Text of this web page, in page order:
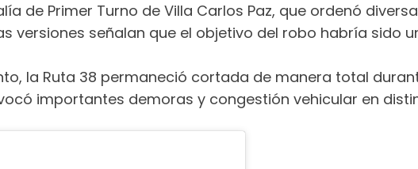
de Primer Turno de Villa Carlos Paz, que ordenó
versiones señalan que el objetivo del robo habría sido
la Ruta 38 permaneció cortada de manera total
importantes demoras y congestión vehicular en